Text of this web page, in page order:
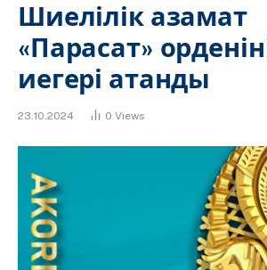
Шиелілік азамат
«Парасат»
иегері атанды
23.10.2024 0 Views